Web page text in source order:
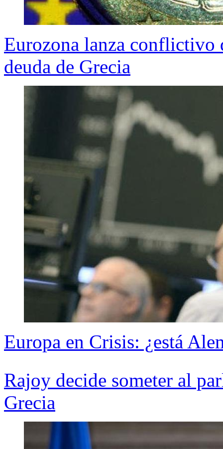
Eurozona lanza conflictivo
deuda de Grecia
Europa en Crisis: ¿está
Rajoy decide someter al
Grecia